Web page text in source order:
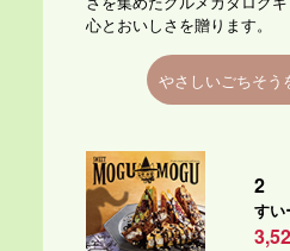
心とおいしさを贈ります。
やさしいごちそう
2
すい